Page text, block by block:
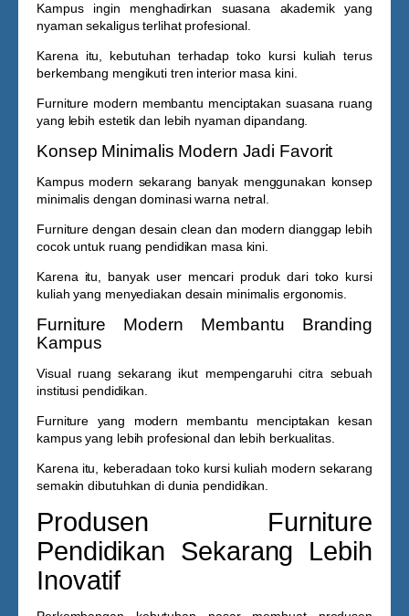
Kampus ingin menghadirkan suasana akademik yang
nyaman sekaligus terlihat profesional.
Karena itu, kebutuhan terhadaptoko kursi kuliah terus
berkembang mengikuti tren interior masa kini.
Furniture modern membantu menciptakan suasana ruang
yang lebih estetik dan lebih nyaman dipandang.
Konsep Minimalis Modern Jadi Favorit
Kampus modern sekarang banyak menggunakan konsep
minimalis dengan dominasi warna netral.
Furniture dengan desain clean dan modern dianggap lebih
cocok untuk ruang pendidikan masa kini.
Karena itu, banyak user mencari produk dari toko kursi
kuliah yang menyediakan desain minimalis ergonomis.
Furniture Modern Membantu Branding
Kampus
Visual ruang sekarang ikut mempengaruhi citra sebuah
institusi pendidikan.
Furniture yang modern membantu menciptakan kesan
kampus yang lebih profesional dan lebih berkualitas.
Karena itu, keberadaan toko kursi kuliah modern sekarang
semakin dibutuhkan di dunia pendidikan.
Produsen Furniture
Pendidikan Sekarang Lebih
Inovatif